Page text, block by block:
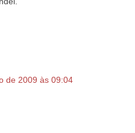
de 2009 às 09:04